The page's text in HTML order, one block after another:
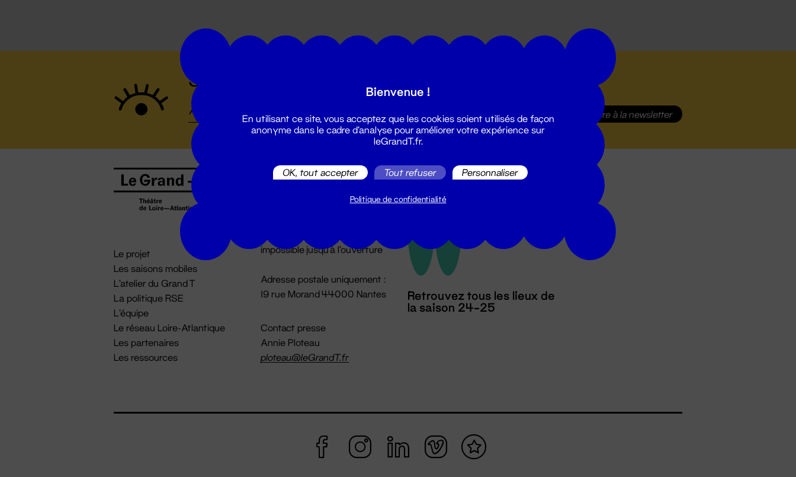
Suivez toutes les actualités du Grand T :
S'inscrire à la newsletter
Le projet
Les saisons mobiles
L'atelier du Grand T
La politique RSE
L'équipe
Le réseau Loire-Atlantique
Les partenaires
Les ressources
Billetterie
billetterie@leGrandT.fr
impossible jusqu'à l'ouverture
Adresse postale uniquement :
19 rue Morand 44000 Nantes
Contact presse
Annie Ploteau
ploteau@leGrandT.fr
Retrouvez tous les lieux de
la saison 24-25
Bienvenue !
En utilisant ce site, vous acceptez que les cookies soient utilisés de façon
anonyme dans le cadre d'analyse pour améliorer votre expérience sur
leGrandT.fr.
OK, tout accepter Tout refuser Personnaliser
Politique de confidentialité